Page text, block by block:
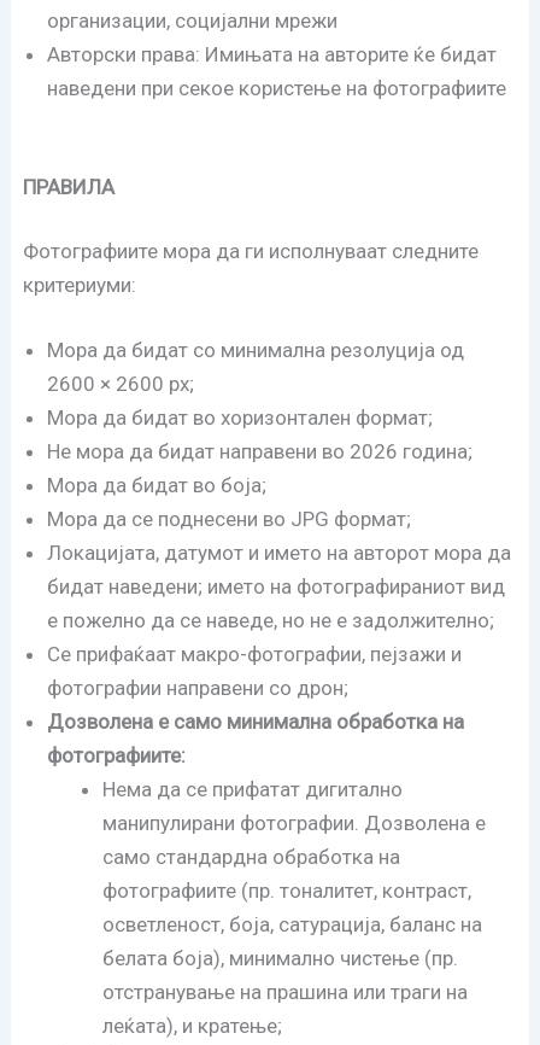
организации, социјални мрежи
Авторски права: Имињата на авторите ќе бидат
наведени при секое користење на фотографиите
ПРАВИЛА
Фотографиите мора да ги исполнуваат следните
критериуми:
Мора да бидат со минимална резолуција од
2600 × 2600 px;
Мора да бидат во хоризонтален формат;
Не мора да бидат направени во 2026 година;
Мора да бидат во боја;
Мора да се поднесени во JPG формат;
Локацијата, датумот и името на авторот мора да
бидат наведени; името на фотографираниот вид
е пожелно да се наведе, но не е задолжително;
Се прифаќаат макро-фотографии, пејзажи и
фотографии направени со дрон;
Дозволена е само минимална обработка на
фотографиите:
Нема да се прифатат дигитално
манипулирани фотографии. Дозволена е
само стандардна обработка на
фотографиите (пр. тоналитет, контраст,
осветленост, боја, сатурација, баланс на
белата боја), минимално чистење (пр.
отстранување на прашина или траги на
леќата), и кратење;